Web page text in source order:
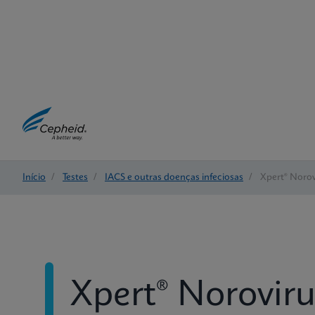
Início / Testes / IACS e outras doenças infeciosas / Xpert®
Xpert®